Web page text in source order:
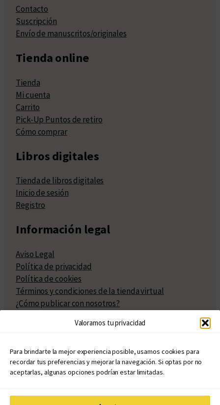
Valoramos tu privacidad
Para brindarte la mejor experiencia posible, usamos cookies para
recordar tus preferencias y mejorar la navegación. Si optas por no
aceptarlas, algunas opciones podrían estar limitadas.
Contacto
Suscripción
Envío de manuscritos/originales
Tienda online
Tienda
Mi cuenta
Carrito
Pick-Up Puntos de retiro
Cómo comprar
Libros digitales
Tienda de libros digitales
Inicio de sesión
Registro
Información legal
Aviso Legal
Política de privacidad
Política de cookies
Términos y condiciones de la tienda virtual
¿Cómo publicar con nosotros?
Políticas de publicación
Políticas de coedición
Atribuciones